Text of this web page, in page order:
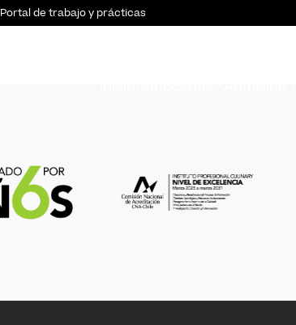
Portal de trabajo y prácticas